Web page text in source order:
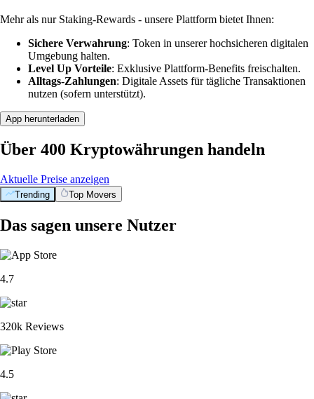
Mehr als nur Staking-Rewards - unsere Plattform bietet Ihnen:
Sichere Verwahrung: Token in unserer hochsicheren digitalen
Umgebung halten.
Level Up Vorteile: Exklusive Plattform-Benefits freischalten.
Alltags-Zahlungen: Digitale Assets für tägliche Transaktionen
nutzen (sofern unterstützt).
App herunterladen
Über 400 Kryptowährungen handeln
Aktuelle Preise anzeigen
Trending Top Movers
Das sagen unsere Nutzer
4.7
320k Reviews
4.5